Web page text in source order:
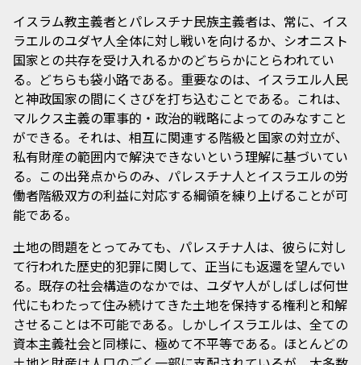
イスラム教主義者とパレスチナ民族主義者は、常に、イス
ラエルのユダヤ人全体に対し戦いを向けるか、シオニスト
国家との共存を受け入れるかのどちらかにとらわれてい
る。どちらも袋小路である。重要なのは、イスラエル人民
と神政国家の間にくさびを打ち込むことである。これは、
マルクス主義の軍事的・政治的戦略によってのみなすこと
ができる。それは、相互に関連する階級と国家の対立が、
私有財産の範囲内で解決できないという理解に基づいてい
る。この出発点からのみ、パレスチナ人とイスラエルの労
働者階級双方の利益に対応する綱領を練り上げることが可
能である。
土地の問題をとってみても、パレスチナ人は、彼らに対し
て行われた歴史的犯罪に関して、正当にも返還を望んでい
る。既存の社会構造のなかでは、ユダヤ人がしばしば何世
代にもわたって住み続けてきた土地を保持する権利と和解
させることは不可能である。しかしイスラエルは、全ての
資本主義社会と同様に、極めて不平等である。ほとんどの